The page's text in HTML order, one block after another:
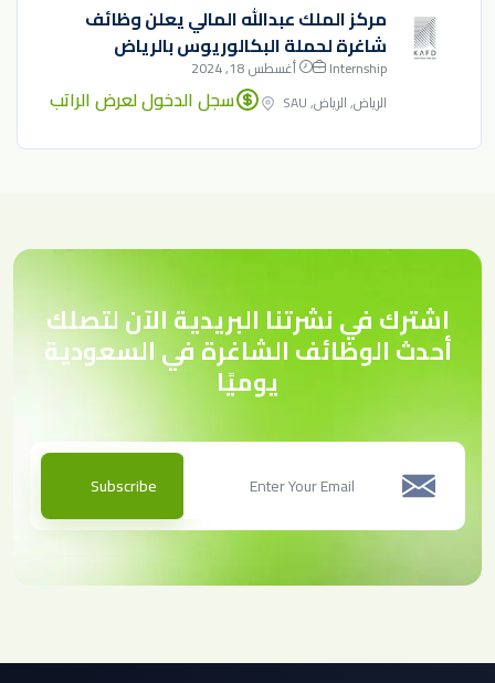
مركز الملك عبدالله المالي يعلن وظائف
شاغرة لحملة البكالوريوس بالرياض
Internship
أغسطس 18, 2024
الرياض, الرياض, SAU
سجل الدخول لعرض الراتب
اشترك في نشرتنا البريدية الآن لتصلك
أحدث الوظائف الشاغرة في السعودية
يوميًا
Subscribe